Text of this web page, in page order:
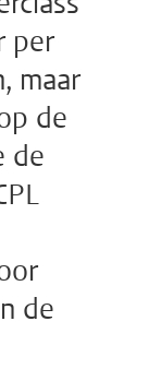
per
maar
de
de
de